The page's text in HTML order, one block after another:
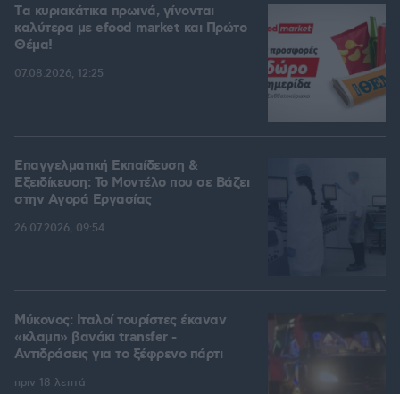
Tα κυριακάτικα πρωινά, γίνονται
καλύτερα με efood market και Πρώτο
Θέμα!
07.08.2026, 12:25
Επαγγελματική Εκπαίδευση &
Εξειδίκευση: Το Mοντέλο που σε Bάζει
στην Aγορά Eργασίας
26.07.2026, 09:54
Μύκονος: Ιταλοί τουρίστες έκαναν
«κλαμπ» βανάκι transfer -
Αντιδράσεις για το ξέφρενο πάρτι
πριν 18 λεπτά